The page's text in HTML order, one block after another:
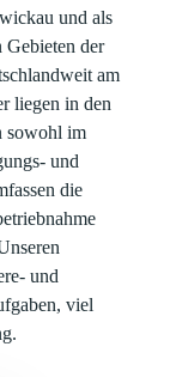
und als
Gebieten der
am
liegen in den
sowohl im
und
die
und
viel